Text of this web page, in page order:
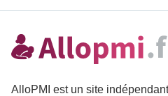
AlloPMI est un site